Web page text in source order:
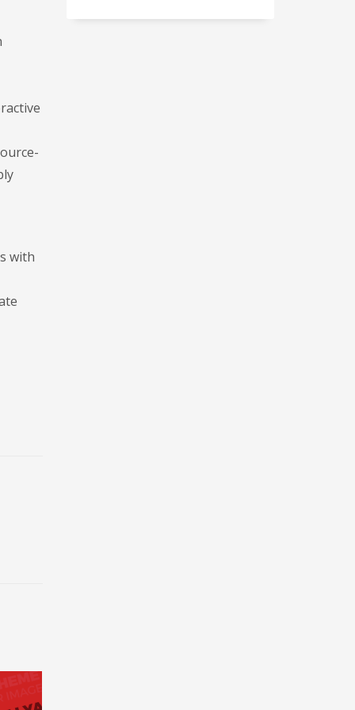
with